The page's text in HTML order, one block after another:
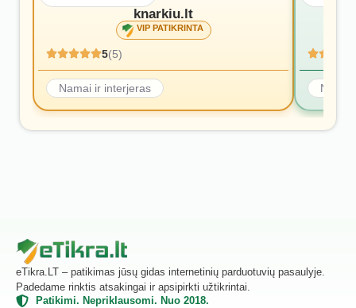
knarkiu.lt
VIP PATIKRINTA
5(5)
Namai ir interjeras
eTikra.LT – patikimas jūsų gidas internetinių parduotuvių pasaulyje.
Padedame rinktis atsakingai ir apsipirkti užtikrintai.
Patikimi. Nepriklausomi. Nuo 2018.